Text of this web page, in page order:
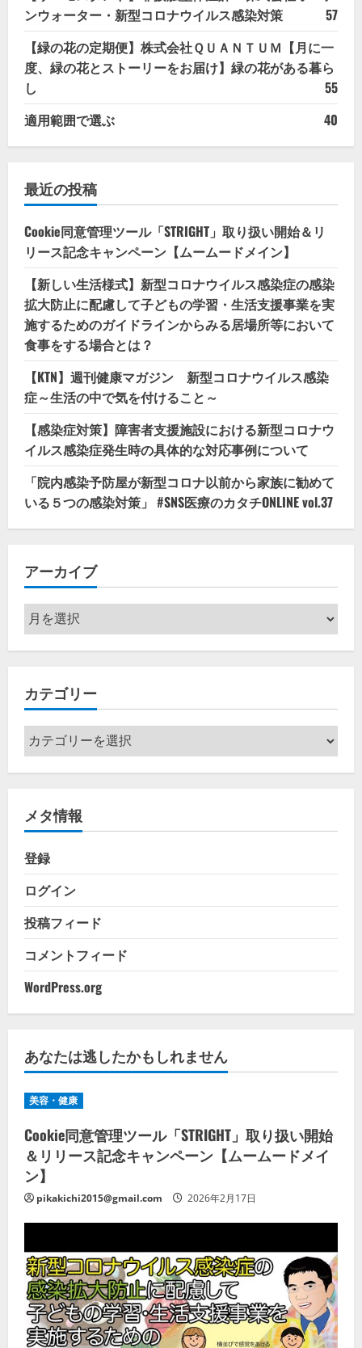
ンウォーター・新型コロナウイルス感染対策
57
【緑の花の定期便】株式会社ＱＵＡＮＴＵＭ【月に一
度、緑の花とストーリーをお届け】緑の花がある暮ら
し
55
適用範囲で選ぶ
40
最近の投稿
Cookie同意管理ツール「STRIGHT」取り扱い開始＆リ
リース記念キャンペーン【ムームードメイン】
【新しい生活様式】新型コロナウイルス感染症の感染
拡大防止に配慮して子どもの学習・生活支援事業を実
施するためのガイドラインからみる居場所等において
食事をする場合とは？
【KTN】週刊健康マガジン 新型コロナウイルス感染
症～生活の中で気を付けること～
【感染症対策】障害者支援施設における新型コロナウ
イルス感染症発生時の具体的な対応事例について
「院内感染予防屋が新型コロナ以前から家族に勧めて
いる５つの感染対策」 #SNS医療のカタチONLINE vol.37
アーカイブ
ア
ー
カ
ブ
カテゴリー
カ
テ
ゴ
ー
メタ情報
登録
ログイン
投稿フィード
コメントフィード
WordPress.org
あなたは逃したかもしれません
美容・健康
Cookie同意管理ツール「STRIGHT」取り扱い開始
＆リリース記念キャンペーン【ムームードメイ
ン】
pikakichi2015@gmail.com 2026年2月17日